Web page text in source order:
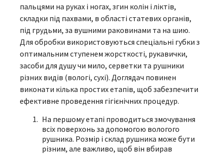
пальцями на руках і ногах, згин колін і ліктів,
складки під пахвами, в області статевих органів,
під грудьми, за вушними раковинами та на шию.
Для обробки використовуються спеціальні губки з
оптимальним ступенем жорсткості, рукавички,
засоби для душу чи мило, серветки та рушники
різних видів (вологі, сухі). Доглядач повинен
виконати кілька простих етапів, щоб забезпечити
ефективне проведення гігієнічних процедур.
На першому етапі проводиться змочування
всіх поверхонь за допомогою вологого
рушника. Розмір і склад рушника може бути
різним, але важливо, щоб він вбирав